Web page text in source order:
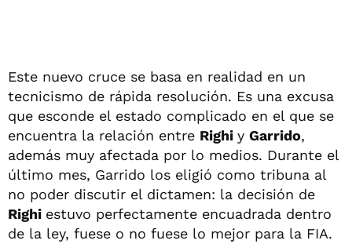
Este nuevo cruce se basa en realidad en un
tecnicismo de rápida resolución. Es una excusa
que esconde el estado complicado en el que se
encuentra la relación entre Righi y Garrido,
además muy afectada por lo medios. Durante el
último mes, Garrido los eligió como tribuna al
no poder discutir el dictamen: la decisión de
Righi estuvo perfectamente encuadrada dentro
de la ley, fuese o no fuese lo mejor para la FIA.